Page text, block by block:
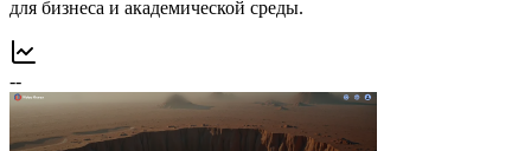
для бизнеса и академической среды.
--